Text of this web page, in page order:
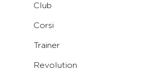
Club
Corsi
Trainer
Revolution